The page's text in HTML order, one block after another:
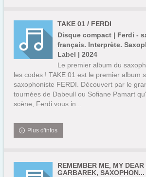
TAKE 01 / FERDI
Disque compact | Ferdi -
français. Interprète.
Label | 2024
Le premier album du
les codes ! TAKE 01 est le premier album
saxophoniste FERDI. Découvert par le
tournées de Dabeull ou Sofiane Pamart
scène, Ferdi vous in...
Plus d'infos
REMEMBER ME, MY
GARBAREK, SAXOPHON...